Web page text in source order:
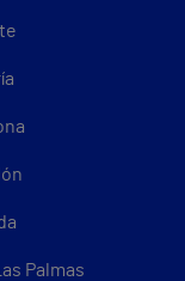
Palmas